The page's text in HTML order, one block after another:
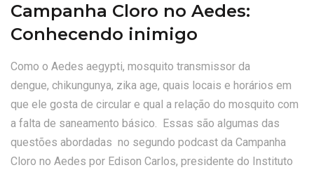
Campanha Cloro no Aedes:
Conhecendo inimigo
Como o Aedes aegypti, mosquito transmissor da
dengue, chikungunya, zika age, quais locais e horários em
que ele gosta de circular e qual a relação do mosquito com
a falta de saneamento básico. Essas são algumas das
questões abordadas no segundo podcast da Campanha
Cloro no Aedes por Edison Carlos, presidente do Instituto